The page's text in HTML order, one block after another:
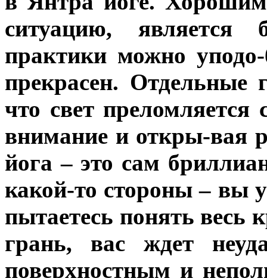
ситуацию, является
практики можно
прекрасен. Отдельные
что свет
внимание и откры-вая
йога – это сам
какой-то стороны – вы
пытаетесь понять весь
грань, вас ждет
поверхностным и